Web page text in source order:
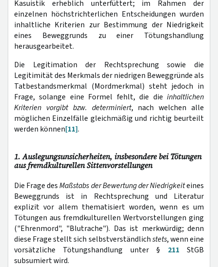
Kasuistik erheblich unterfüttert; im Rahmen der
einzelnen höchstrichterlichen Entscheidungen wurden
inhaltliche Kriterien zur Bestimmung der Niedrigkeit
eines Beweggrunds zu einer Tötungshandlung
herausgearbeitet.
Die Legitimation der Rechtsprechung sowie die
Legitimität des Merkmals der niedrigen Beweggründe als
Tatbestandsmerkmal (Mordmerkmal) steht jedoch in
Frage, solange eine Formel fehlt, die die inhaltlichen
Kriterien vorgibt bzw. determiniert, nach welchen alle
möglichen Einzelfälle gleichmäßig und richtig beurteilt
werden können[11].
1. Auslegungsunsicherheiten, insbesondere bei Tötungen
aus fremdkulturellen Sittenvorstellungen
Die Frage desMaßstabs der Bewertung der Niedrigkeiteines
Beweggrunds ist in Rechtsprechung und Literatur
explizit vor allem thematisiert worden, wenn es um
Tötungen aus fremdkulturellen Wertvorstellungen ging
("Ehrenmord", "Blutrache"). Das ist merkwürdig; denn
diese Frage stellt sich selbstverständlichstets, wenn eine
vorsätzliche Tötungshandlung unter § 211 StGB
subsumiert wird.